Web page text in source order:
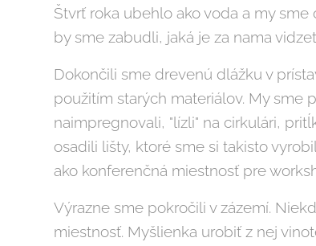
Štvrť roka ubehlo ako voda a my
by sme zabudli, jaká je za nama
Dokončili sme drevenú dlážku v
použitím starých materiálov. My sme
naimpregnovali, "lízli" na cirkulári,
osadili lišty, ktoré sme si takisto
ako konferenčná miestnosť pre
Výrazne sme pokročili v zázemí.
miestnosť. Myšlienka urobiť z nej